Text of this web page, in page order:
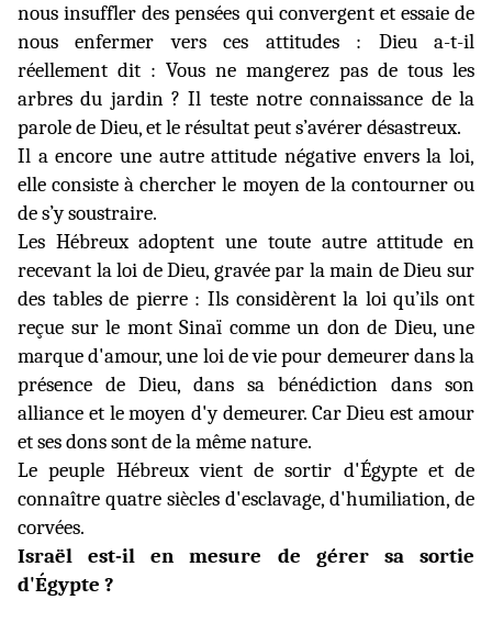
nous insuffler des pensées qui convergent et essaie de
nous enfermer vers ces attitudes : Dieu a-t-il
réellement dit : Vous ne mangerez pas de tous les
arbres du jardin ? Il teste notre connaissance de la
parole de Dieu, et le résultat peut s’avérer désastreux.
Il a encore une autre attitude négative envers la loi,
elle consiste à chercher le moyen de la contourner ou
de s’y soustraire.
Les Hébreux adoptent une toute autre attitude en
recevant la loi de Dieu, gravée par la main de Dieu sur
des tables de pierre : Ils considèrent la loi qu’ils ont
reçue sur le mont Sinaï comme un don de Dieu, une
marque d'amour, une loi de vie pour demeurer dans la
présence de Dieu, dans sa bénédiction dans son
alliance et le moyen d'y demeurer. Car Dieu est amour
et ses dons sont de la même nature.
Le peuple Hébreux vient de sortir d'Égypte et de
connaître quatre siècles d'esclavage, d'humiliation, de
corvées.
Israël est-il en mesure de gérer sa sortie
d'Égypte ?